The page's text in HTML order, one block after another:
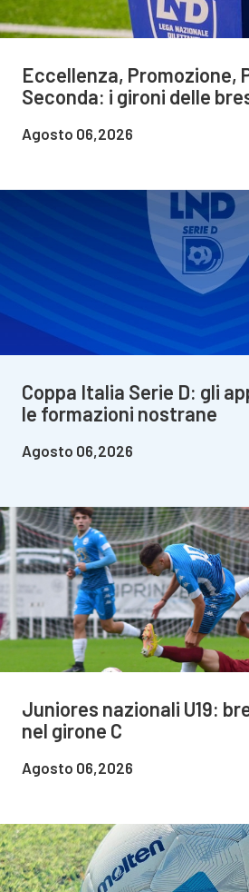
Eccellenza, Promozione,
Seconda: i gironi delle
Agosto 06,2026
Coppa Italia Serie D: gli
le formazioni nostrane
Agosto 06,2026
Juniores nazionali U19:
nel girone C
Agosto 06,2026